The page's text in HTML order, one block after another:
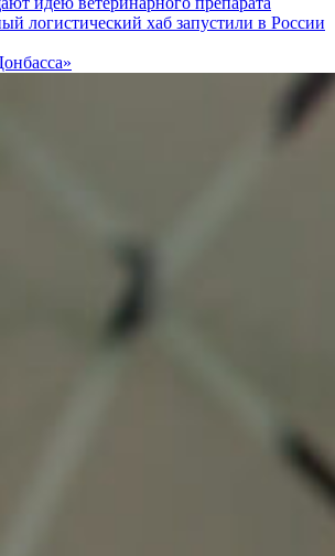
логистический хаб запустили в России